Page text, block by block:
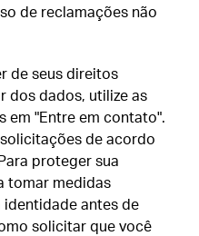
de reclamações não
de seus direitos
dos dados, utilize as
em "Entre em contato".
de acordo
proteger sua
tomar medidas
antes de
solicitar que você